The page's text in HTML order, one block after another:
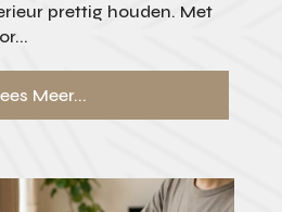
prettig houden. Met
Meer...